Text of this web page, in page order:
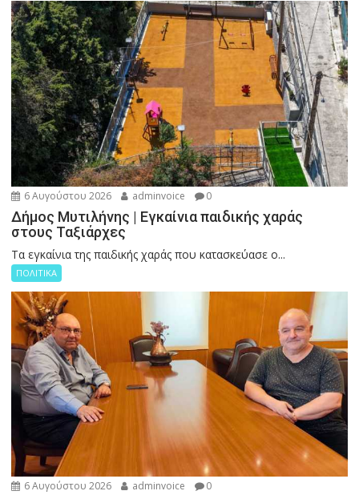
6 Αυγούστου 2026 adminvoice 0
Δήμος Μυτιλήνης | Εγκαίνια παιδικής χαράς
στους Ταξιάρχες
Tα εγκαίνια της παιδικής χαράς που κατασκεύασε ο...
ΠΟΛΙΤΙΚΑ
6 Αυγούστου 2026 adminvoice 0